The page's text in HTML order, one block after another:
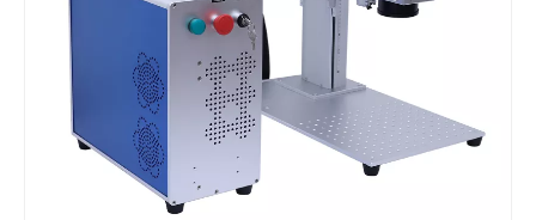
Petite machine de marquage laser à fibre à couverture fermée Machine de marquage laser UV pour caméra CCD